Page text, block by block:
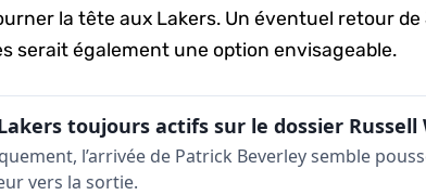
la tête aux Lakers. Un éventuel retour de
serait également une option envisageable.
l’arrivée de Patrick Beverley semble
vers la sortie.